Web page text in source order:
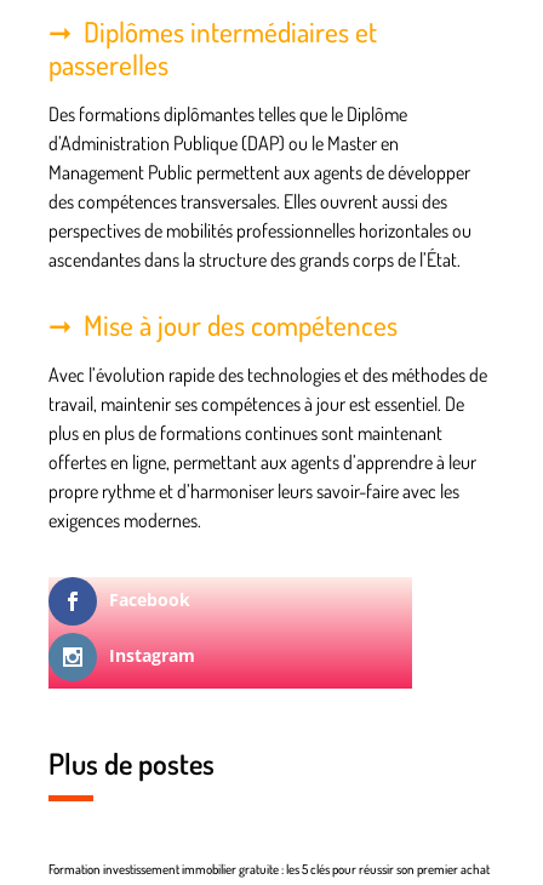
Diplômes intermédiaires et
passerelles
Des formations diplômantes telles que le Diplôme
d’Administration Publique (DAP) ou le Master en
Management Public permettent aux agents de développer
des compétences transversales. Elles ouvrent aussi des
perspectives de mobilités professionnelles horizontales ou
ascendantes dans la structure des grands corps de l’État.
Mise à jour des compétences
Avec l’évolution rapide des technologies et des méthodes de
travail, maintenir ses compétences à jour est essentiel. De
plus en plus de formations continuessont maintenant
offertes en ligne, permettant aux agents d’apprendre à leur
propre rythme et d’harmoniser leurs savoir-faire avec les
exigences modernes.
Facebook
Instagram
Plus de postes
Formation investissement immobilier gratuite : les 5 clés pour réussir son premier achat